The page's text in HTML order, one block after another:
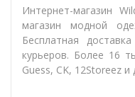
Интернет-магазин
магазин модной
Бесплатная
курьеров. Более 16
Guess, CK, 12Storeez и